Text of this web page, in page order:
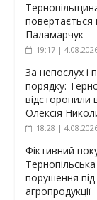
Паламарчук
19:17 |
За непослух і
порядку:
відсторонили
Олексія
18:28 |
Фіктивний
порушення
агропродукції